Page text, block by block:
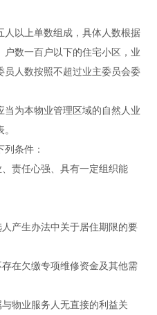
上单数组成，具体人数根据
数一百户以下的住宅小区，业
员人数按照不超过业主委员会委
为本物业管理区域的自然人业
条件：
责任心强、具有一定组织能
产生办法中关于居住期限的要
在欠缴专项维修资金及其他需
物业服务人无直接的利益关